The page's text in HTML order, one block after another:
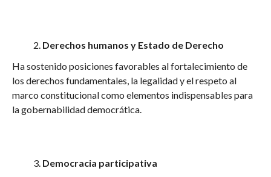
Derechos humanos y Estado de Derecho
Ha sostenido posiciones favorables al fortalecimiento de
los derechos fundamentales, la legalidad y el respeto al
marco constitucional como elementos indispensables para
la gobernabilidad democrática.
Democracia participativa